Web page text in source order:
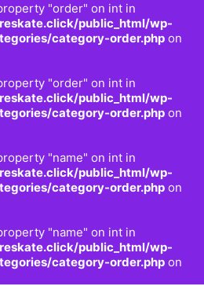
"order" on int in
public_html/wp-
category-order.php on
"order" on int in
public_html/wp-
category-order.php on
"name" on int in
public_html/wp-
category-order.php on
"name" on int in
public_html/wp-
category-order.php on